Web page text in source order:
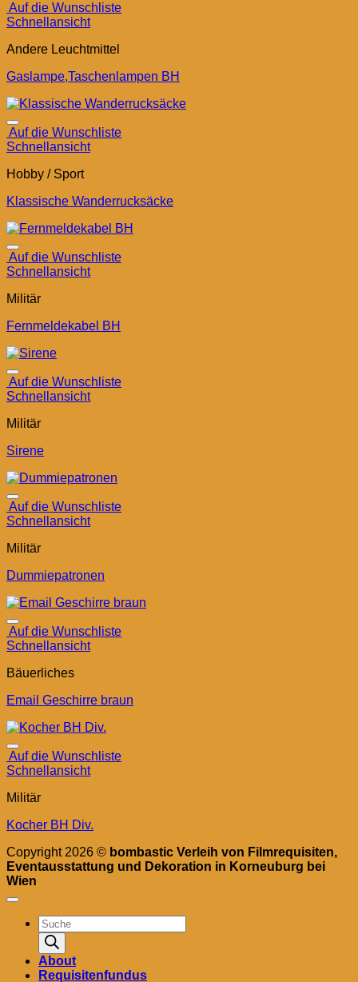
Auf die Wunschliste
Schnellansicht
Andere Leuchtmittel
Gaslampe,Taschenlampen BH
Auf die Wunschliste
Schnellansicht
Hobby / Sport
Klassische Wanderrucksäcke
Auf die Wunschliste
Schnellansicht
Militär
Fernmeldekabel BH
Auf die Wunschliste
Schnellansicht
Militär
Sirene
Auf die Wunschliste
Schnellansicht
Militär
Dummiepatronen
Auf die Wunschliste
Schnellansicht
Bäuerliches
Email Geschirre braun
Auf die Wunschliste
Schnellansicht
Militär
Kocher BH Div.
Copyright 2026 © bombastic Verleih von Filmrequisiten,
Eventausstattung und Dekoration in Korneuburg bei
Wien
Products
search
About
Requisitenfundus